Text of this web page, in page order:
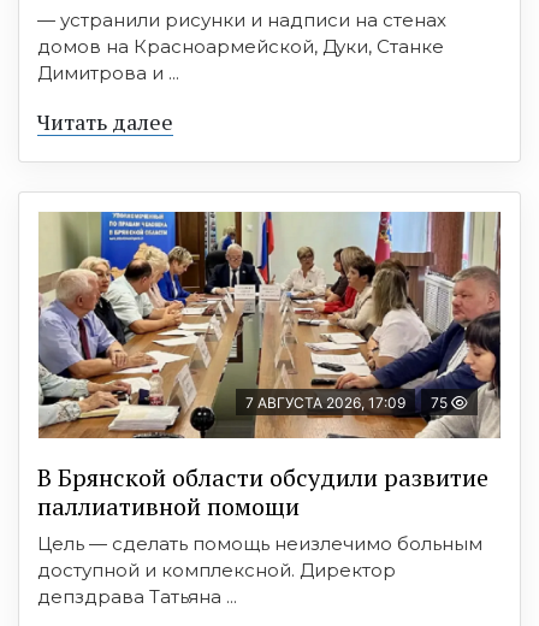
— устранили рисунки и надписи на стенах
домов на Красноармейской, Дуки, Станке
Димитрова и ...
Читать далее
7 АВГУСТА 2026, 17:09 75
В Брянской области обсудили развитие
паллиативной помощи
Цель — сделать помощь неизлечимо больным
доступной и комплексной. Директор
депздрава Татьяна ...